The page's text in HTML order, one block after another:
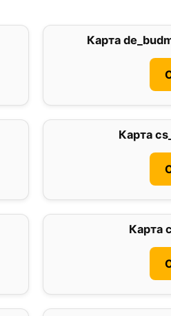
Карта
Карта
Карта